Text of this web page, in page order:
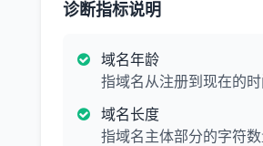
诊断指标说明
域名年龄
指域名从注册到现在的
域名长度
指域名主体部分的字符